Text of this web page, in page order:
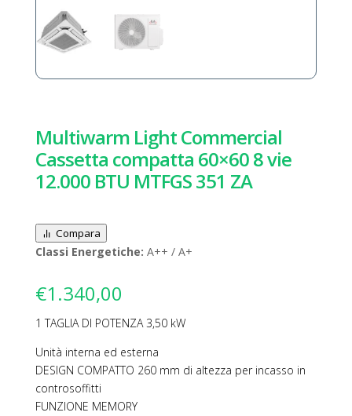
Multiwarm Light Commercial
Cassetta compatta 60×60 8 vie
12.000 BTU MTFGS 351 ZA
Compara
Classi Energetiche: A++ / A+
€1.340,00
1 TAGLIA DI POTENZA 3,50 kW
Unità interna ed esterna
DESIGN COMPATTO 260 mm di altezza per incasso in
controsoffitti
FUNZIONE MEMORY